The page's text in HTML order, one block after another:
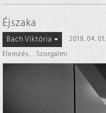
Éjszaka
Bach Viktória 2018. 04. 01.
Elemzés, Szorgalmi